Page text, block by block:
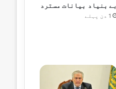
بے بنیاد بیانات مسترد
1 دن پہلے